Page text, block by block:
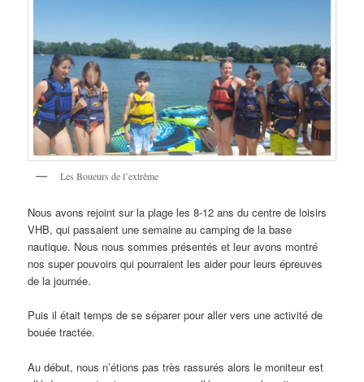
Les Boueurs de l’extrême
Nous avons rejoint sur la plage les 8-12 ans du centre de loisirs
VHB, qui passaient une semaine au camping de la base
nautique. Nous nous sommes présentés et leur avons montré
nos super pouvoirs qui pourraient les aider pour leurs épreuves
de la journée.
Puis il était temps de se séparer pour aller vers une activité de
bouée tractée.
Au début, nous n’étions pas très rassurés alors le moniteur est